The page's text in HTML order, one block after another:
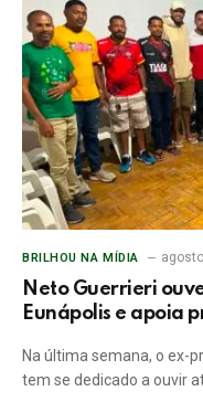
BRILHOU NA MÍDIA
Neto Guerrieri
Eunápolis e apoia
Na última semana, o ex-
tem se dedicado a ouvir